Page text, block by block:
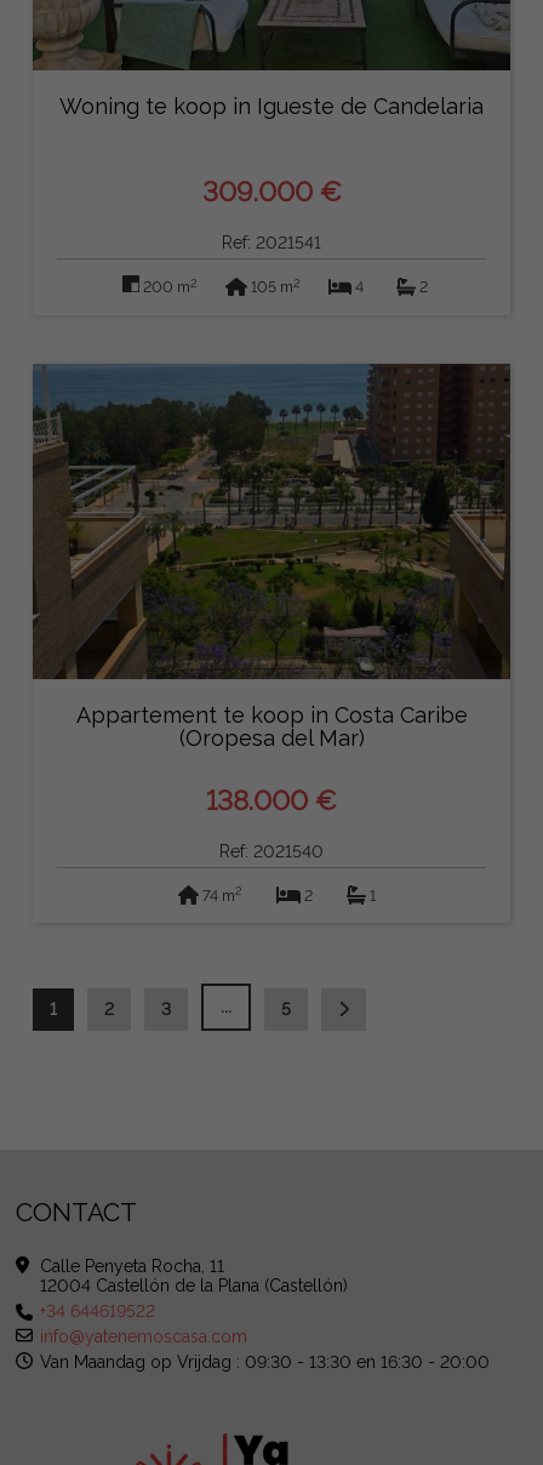
Woning te koop in Igueste de Candelaria
309.000 €
Ref: 2021541
200 m2 105 m2 4 2
Appartement te koop in Costa Caribe
(Oropesa del Mar)
138.000 €
Ref: 2021540
74 m2 2 1
1 2 3 ... 5
CONTACT
Calle Penyeta Rocha, 11
12004 Castellón de la Plana (Castellón)
+34 644619522
info@yatenemoscasa.com
Van Maandag op Vrijdag : 09:30 - 13:30 en 16:30 - 20:00